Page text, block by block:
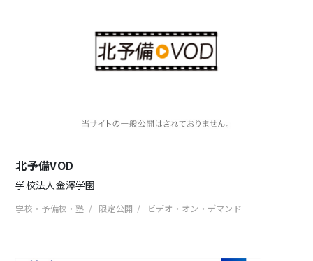
北予備VOD
学校法人金澤学園
学校・予備校・塾 限定公開 ビデオ・オン・デマンド